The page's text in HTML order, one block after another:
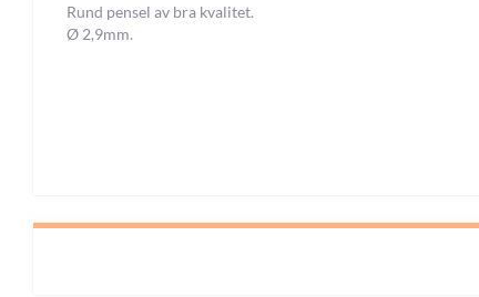
Rund pensel av bra kvalitet.
Ø 2,9mm.